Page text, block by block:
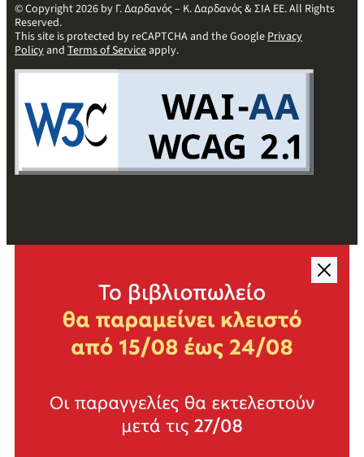
© Copyright 2026 by Γ. Δαρδανός – Κ. Δαρδανός & ΣΙΑ ΕΕ. All Rights
Reserved.
This site is protected by reCAPTCHA and the GooglePrivacy
Policyand Terms of Serviceapply.